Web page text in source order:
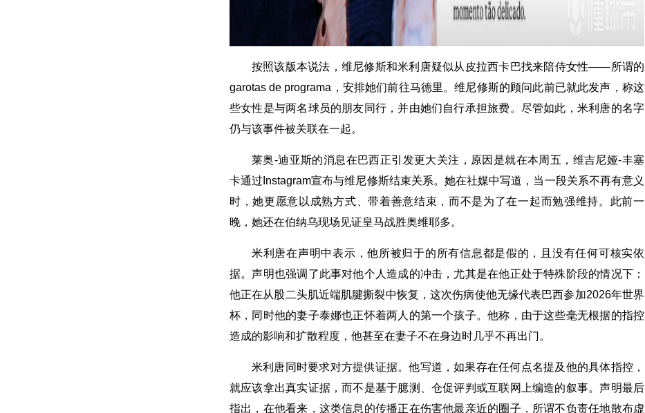
按照该版本说法，维尼修斯和米利唐疑似从皮拉西卡巴找来陪侍女性——所谓的
garotas de programa，安排她们前往马德里。维尼修斯的顾问此前已就此发声，称这
些女性是与两名球员的朋友同行，并由她们自行承担旅费。尽管如此，米利唐的名字
仍与该事件被关联在一起。
莱奥-迪亚斯的消息在巴西正引发更大关注，原因是就在本周五，维吉尼娅-丰塞
卡通过Instagram宣布与维尼修斯结束关系。她在社媒中写道，当一段关系不再有意义
时，她更愿意以成熟方式、带着善意结束，而不是为了在一起而勉强维持。此前一
晚，她还在伯纳乌现场见证皇马战胜奥维耶多。
米利唐在声明中表示，他所被归于的所有信息都是假的，且没有任何可核实依
据。声明也强调了此事对他个人造成的冲击，尤其是在他正处于特殊阶段的情况下：
他正在从股二头肌近端肌腱撕裂中恢复，这次伤病使他无缘代表巴西参加2026年世界
杯，同时他的妻子泰娜也正怀着两人的第一个孩子。他称，由于这些毫无根据的指控
造成的影响和扩散程度，他甚至在妻子不在身边时几乎不再出门。
米利唐同时要求对方提供证据。他写道，如果存在任何点名提及他的具体指控，
就应该拿出真实证据，而不是基于臆测、仓促评判或互联网上编造的叙事。声明最后
指出，在他看来，这类信息的传播正在伤害他最亲近的圈子，所谓不负责任地散布虚